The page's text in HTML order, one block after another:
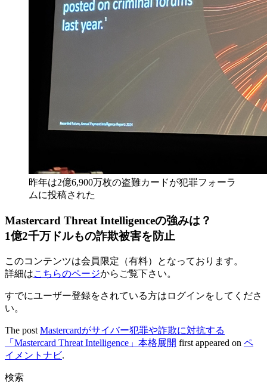
昨年は2億6,900万枚の盗難カードが犯罪フォーラ
ムに投稿された
Mastercard Threat Intelligenceの強みは？
1億2千万ドルもの詐欺被害を防止
このコンテンツは会員限定（有料）となっております。
詳細はこちらのページからご覧下さい。
すでにユーザー登録をされている方は ログインをしてくださ
い。
The post Mastercardがサイバー犯罪や詐欺に対抗する
「Mastercard Threat Intelligence」本格展開 first appeared on ペ
イメントナビ.
検索